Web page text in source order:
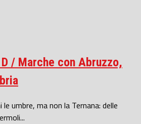
/ Marche con Abruzzo,
umbre, ma non la Ternana: delle